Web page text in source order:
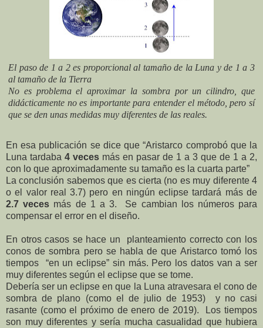
El paso de 1 a 2 es proporcional al tamaño de la Luna y de 1 a 3
al tamaño de la Tierra
No es problema el aproximar la sombra por un cilindro, que
didácticamente no es importante para entender el método, pero sí
que se den unas medidas muy diferentes de las reales.
En esa publicación se dice que “Aristarco comprobó que la
Luna tardaba 4 veces más en pasar de 1 a 3 que de 1 a 2,
con lo que aproximadamente su tamaño es la cuarta parte”
La conclusión sabemos que es cierta (no es muy diferente 4
o el valor real 3.7) pero en ningún eclipse tardará más de
2.7 veces más de 1 a 3. Se cambian los números para
compensar el error en el diseño.
En otros casos se hace un
planteamiento correcto con los
conos de sombra pero se habla de que Aristarco tomó los
tiempos
“en un eclipse” sin más. Pero los datos van a ser
muy diferentes según el eclipse que se tome.
Debería ser un eclipse en que la Luna atravesara el cono de
sombra de plano (como el de julio de 1953)
y no casi
rasante (como el próximo de enero de 2019).
Los tiempos
son muy diferentes y sería mucha casualidad que hubiera